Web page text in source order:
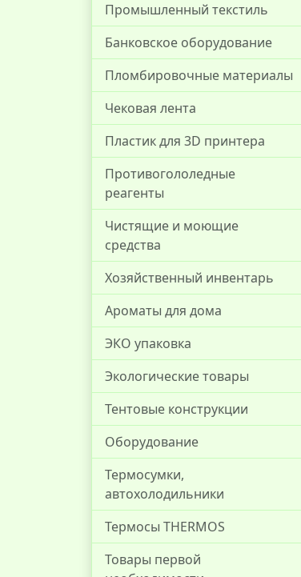
Промышленный текстиль
Банковское оборудование
Пломбировочные материалы
Чековая лента
Пластик для 3D принтера
Противогололедные
реагенты
Чистящие и моющие
средства
Хозяйственный инвентарь
Ароматы для дома
ЭКО упаковка
Экологические товары
Тентовые конструкции
Оборудование
Термосумки,
автохолодильники
Термосы THERMOS
Товары первой